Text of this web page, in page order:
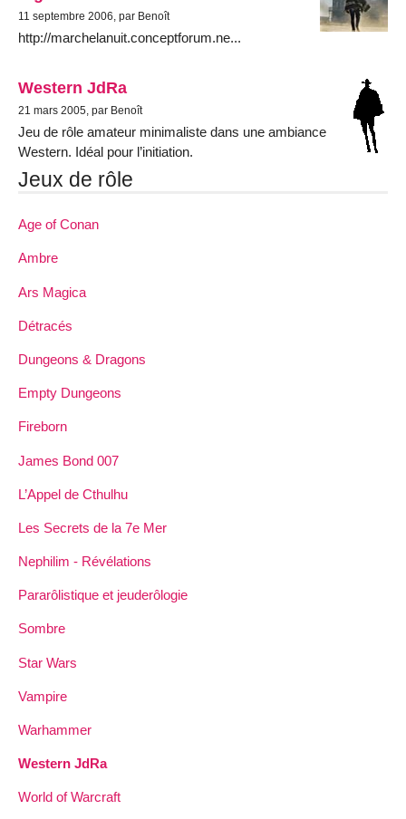
11 septembre 2006, par Benoît
http://marchelanuit.conceptforum.ne...
Western JdRa
21 mars 2005, par Benoît
Jeu de rôle amateur minimaliste dans une ambiance
Western. Idéal pour l’initiation.
Jeux de rôle
Age of Conan
Ambre
Ars Magica
Détracés
Dungeons & Dragons
Empty Dungeons
Fireborn
James Bond 007
L’Appel de Cthulhu
Les Secrets de la 7e Mer
Nephilim - Révélations
Pararôlistique et jeuderôlogie
Sombre
Star Wars
Vampire
Warhammer
Western JdRa
World of Warcraft